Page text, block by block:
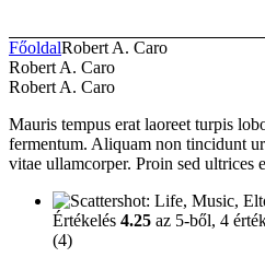
FőoldalRobert A. Caro
Robert A. Caro
Robert A. Caro
Mauris tempus erat laoreet turpis
fermentum. Aliquam non tincidunt
vitae ullamcorper. Proin sed ultrices
Értékelés 4.25 az 5-ből, 4
(4)